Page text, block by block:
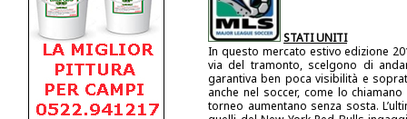
STATI UNITI
In questo mercato estivo edizione
via del tramonto, scelgono di
garantiva ben poca visibilità e
anche nel soccer, come lo
torneo aumentano senza sosta.